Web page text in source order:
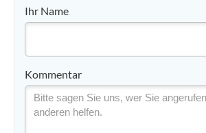
Ihr Name
Kommentar